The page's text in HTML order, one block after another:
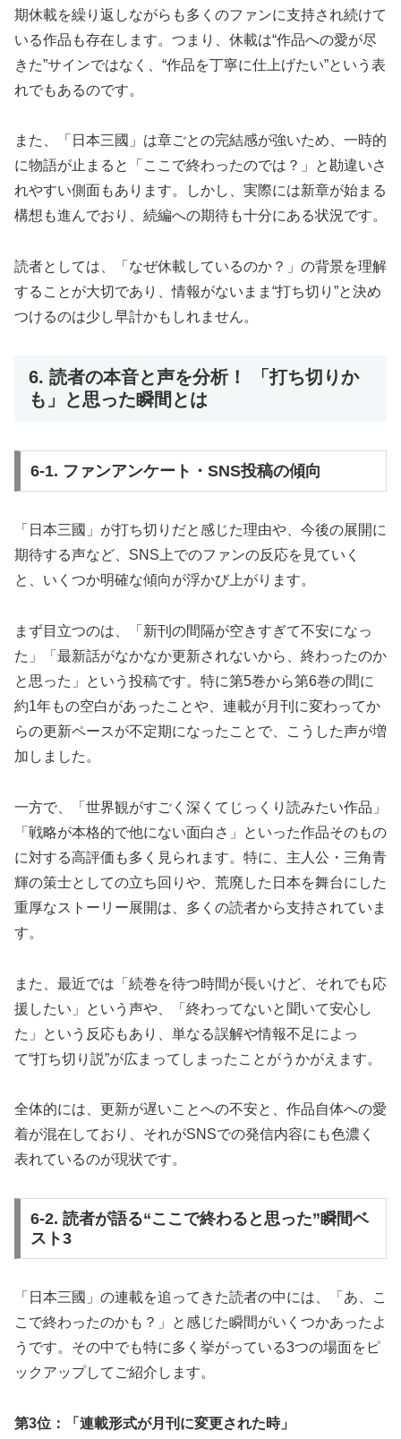
期休載を繰り返しながらも多くのファンに支持され続けて
いる作品も存在します。つまり、休載は“作品への愛が尽
きた”サインではなく、“作品を丁寧に仕上げたい”という表
れでもあるのです。
また、「日本三國」は章ごとの完結感が強いため、一時的
に物語が止まると「ここで終わったのでは？」と勘違いさ
れやすい側面もあります。しかし、実際には新章が始まる
構想も進んでおり、続編への期待も十分にある状況です。
読者としては、「なぜ休載しているのか？」の背景を理解
することが大切であり、情報がないまま“打ち切り”と決め
つけるのは少し早計かもしれません。
6. 読者の本音と声を分析！ 「打ち切りか
も」と思った瞬間とは
6-1. ファンアンケート・SNS投稿の傾向
「日本三國」が打ち切りだと感じた理由や、今後の展開に
期待する声など、SNS上でのファンの反応を見ていく
と、いくつか明確な傾向が浮かび上がります。
まず目立つのは、「新刊の間隔が空きすぎて不安になっ
た」「最新話がなかなか更新されないから、終わったのか
と思った」という投稿です。特に第5巻から第6巻の間に
約1年もの空白があったことや、連載が月刊に変わってか
らの更新ペースが不定期になったことで、こうした声が増
加しました。
一方で、「世界観がすごく深くてじっくり読みたい作品」
「戦略が本格的で他にない面白さ」といった作品そのもの
に対する高評価も多く見られます。特に、主人公・三角青
輝の策士としての立ち回りや、荒廃した日本を舞台にした
重厚なストーリー展開は、多くの読者から支持されていま
す。
また、最近では「続巻を待つ時間が長いけど、それでも応
援したい」という声や、「終わってないと聞いて安心し
た」という反応もあり、単なる誤解や情報不足によっ
て“打ち切り説”が広まってしまったことがうかがえます。
全体的には、更新が遅いことへの不安と、作品自体への愛
着が混在しており、それがSNSでの発信内容にも色濃く
表れているのが現状です。
6-2. 読者が語る“ここで終わると思った”瞬間ベ
スト3
「日本三國」の連載を追ってきた読者の中には、「あ、こ
こで終わったのかも？」と感じた瞬間がいくつかあったよ
うです。その中でも特に多く挙がっている3つの場面をピ
ックアップしてご紹介します。
第3位：「連載形式が月刊に変更された時」